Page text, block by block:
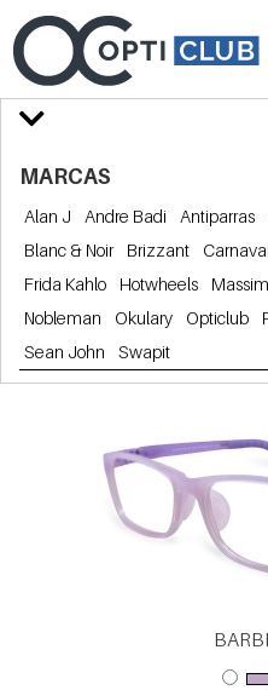
MARCAS
Alan J Andre Badi Antiparras
Blanc & Noir
Brizzant Carnaval
Frida Kahlo
Hotwheels
Nobleman
Okulary Opticlub
Sean John
Swapit